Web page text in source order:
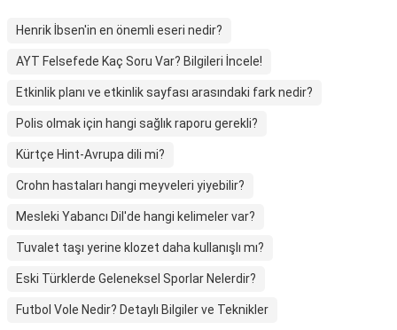
Henrik İbsen'in en önemli eseri nedir?
AYT Felsefede Kaç Soru Var? Bilgileri İncele!
Etkinlik planı ve etkinlik sayfası arasındaki fark nedir?
Polis olmak için hangi sağlık raporu gerekli?
Kürtçe Hint-Avrupa dili mi?
Crohn hastaları hangi meyveleri yiyebilir?
Mesleki Yabancı Dil'de hangi kelimeler var?
Tuvalet taşı yerine klozet daha kullanışlı mı?
Eski Türklerde Geleneksel Sporlar Nelerdir?
Futbol Vole Nedir? Detaylı Bilgiler ve Teknikler